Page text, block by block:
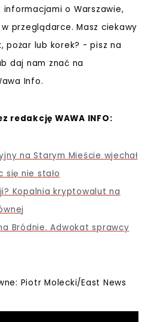
o Warszawie,
przeglądarce. Masz ciekawy
pożar lub korek? - pisz na
daj nam znać na
Info.
redakcję WAWA INFO:
na Starym Mieście wjechał
się nie stało
Kopalnia kryptowalut na
Bródnie. Adwokat sprawcy
Piotr Molecki/East News